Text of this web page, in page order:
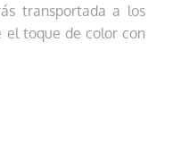
transportada a los
el toque de color con